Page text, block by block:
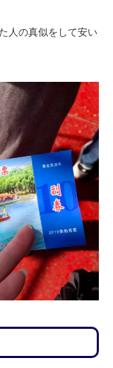
人の真似をして安い